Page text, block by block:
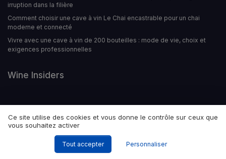
irruption dans la filière
Comment choisir une cave à vin Le Chai encastrable pour un chai
moderne et connecté
Vivre avec une cave à vin de 200 bouteilles : mode de vie, choix et
exigences professionnelles
Wine Insiders
Ce site utilise des cookies et vous donne le contrôle sur ceux que
vous souhaitez activer
Tout accepter Personnaliser